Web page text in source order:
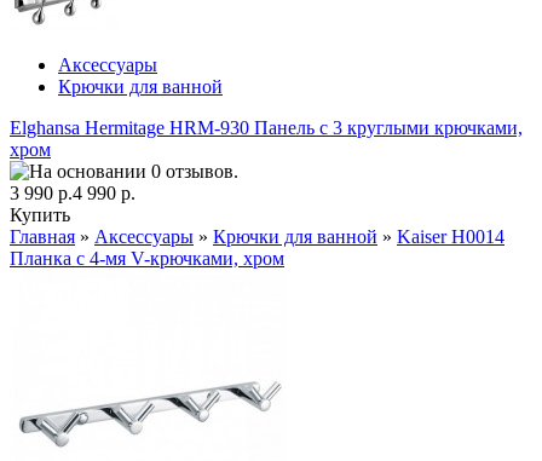
Аксессуары
Крючки для ванной
Elghansa Hermitage HRM-930 Панель с 3 круглыми крючками,
хром
3 990 р.4 990 р.
Купить
Главная » Аксессуары » Крючки для ванной » Kaiser H0014
Планка с 4-мя V-крючками, хром